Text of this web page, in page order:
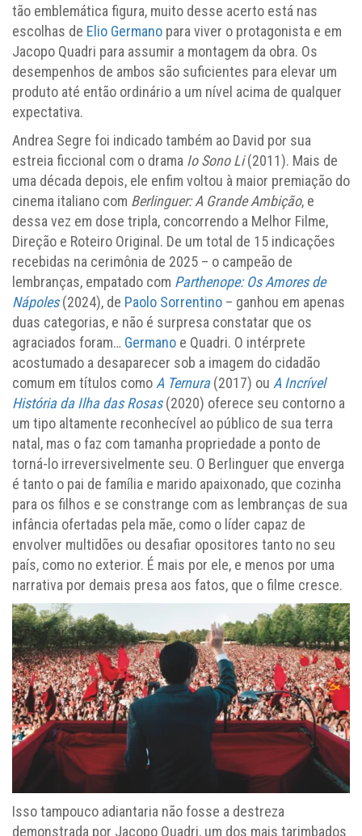
tão emblemática figura, muito desse acerto está nas
escolhas de Elio Germano para viver o protagonista e em
Jacopo Quadri para assumir a montagem da obra. Os
desempenhos de ambos são suficientes para elevar um
produto até então ordinário a um nível acima de qualquer
expectativa.
Andrea Segre foi indicado também ao David por sua
estreia ficcional com o drama Io Sono Li(2011). Mais de
uma década depois, ele enfim voltou à maior premiação do
cinema italiano com Berlinguer: A Grande Ambição, e
dessa vez em dose tripla, concorrendo a Melhor Filme,
Direção e Roteiro Original. De um total de 15 indicações
recebidas na cerimônia de 2025 – o campeão de
lembranças, empatado com Parthenope: Os Amores de
Nápoles(2024), de Paolo Sorrentino – ganhou em apenas
duas categorias, e não é surpresa constatar que os
agraciados foram… Germano e Quadri. O intérprete
acostumado a desaparecer sob a imagem do cidadão
comum em títulos como A Ternura(2017) ou A Incrível
História da Ilha das Rosas(2020) oferece seu contorno a
um tipo altamente reconhecível ao público de sua terra
natal, mas o faz com tamanha propriedade a ponto de
torná-lo irreversivelmente seu. O Berlinguer que enverga
é tanto o pai de família e marido apaixonado, que cozinha
para os filhos e se constrange com as lembranças de sua
infância ofertadas pela mãe, como o líder capaz de
envolver multidões ou desafiar opositores tanto no seu
país, como no exterior. É mais por ele, e menos por uma
narrativa por demais presa aos fatos, que o filme cresce.
Isso tampouco adiantaria não fosse a destreza
demonstrada por Jacopo Quadri, um dos mais tarimbados